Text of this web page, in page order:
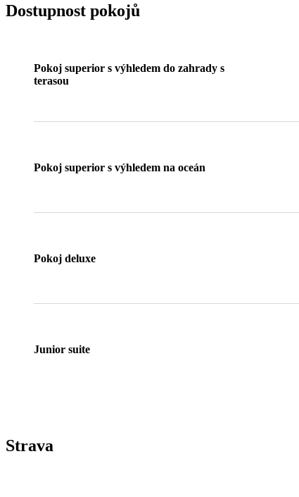
Dostupnost pokojů
Pokoj superior s výhledem do zahrady s
terasou
Pokoj superior s výhledem na oceán
Pokoj deluxe
Junior suite
Strava